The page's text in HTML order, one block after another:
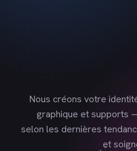
Nous créons votre
graphique et supports
selon les dernières
et